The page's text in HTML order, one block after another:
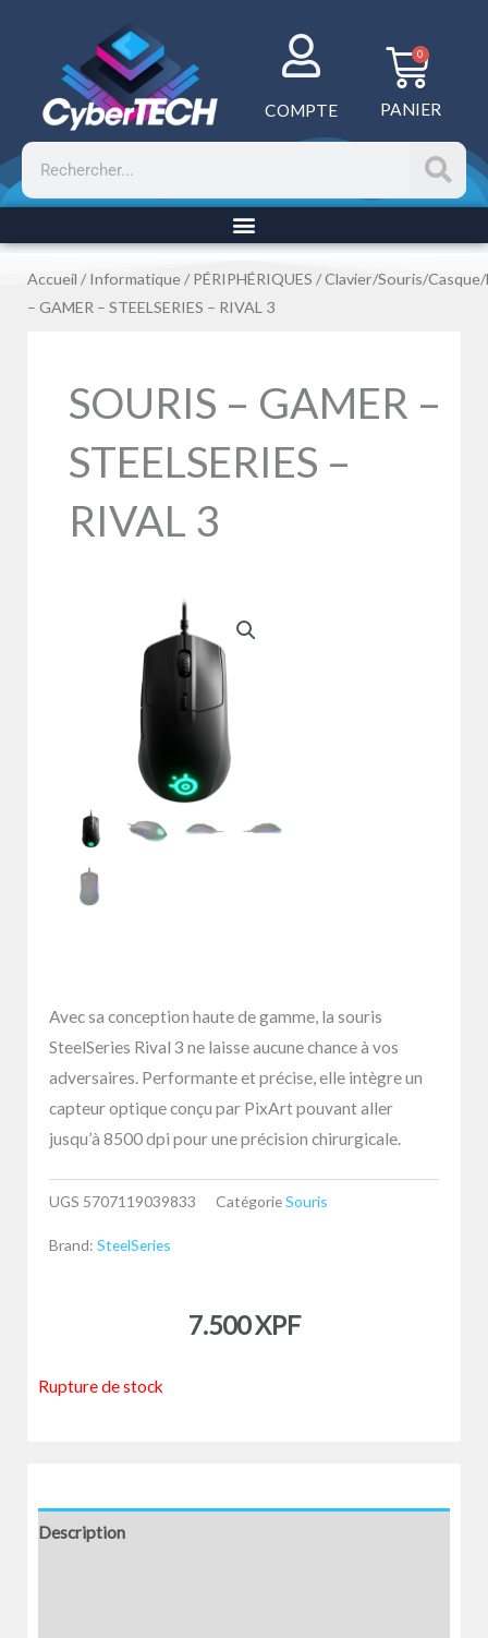
COMPTE
0
PANIER
Rechercher
Accueil /Informatique / PÉRIPHÉRIQUES /Clavier/Souris/
– GAMER – STEELSERIES – RIVAL 3
SOURIS – GAMER –
STEELSERIES –
RIVAL 3
Avec sa conception haute de gamme, la souris
SteelSeries Rival 3 ne laisse aucune chance à vos
adversaires. Performante et précise, elle intègre un
capteur optique conçu par PixArt pouvant aller
jusqu’à 8500 dpi pour une précision chirurgicale.
UGS 5707119039833 CatégorieSouris
Brand: SteelSeries
7.500XPF
Rupture de stock
Description